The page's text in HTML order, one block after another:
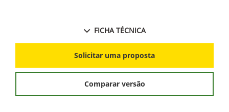
FICHA TÉCNICA
Solicitar uma proposta
Comparar versão